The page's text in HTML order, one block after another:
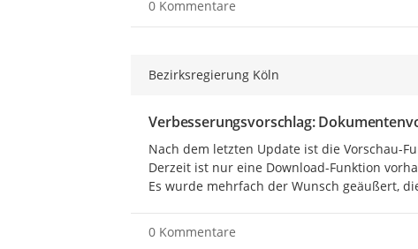
0 Kommentare
Bezirksregierung Köln
Verbesserungsvorschlag:
Nach dem letzten Update ist die Vorschau-
Derzeit ist nur eine Download-Funktion
Es wurde mehrfach der Wunsch geäußert,
0 Kommentare